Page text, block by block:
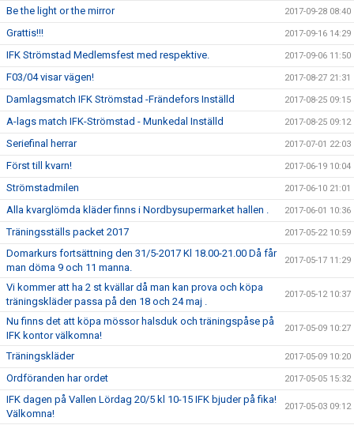
Be the light or the mirror 2017-09-28 08:40
Grattis!!! 2017-09-16 14:29
IFK Strömstad Medlemsfest med respektive. 2017-09-06 11:50
F03/04 visar vägen! 2017-08-27 21:31
Damlagsmatch IFK Strömstad -Frändefors Inställd 2017-08-25 09:15
A-lags match IFK-Strömstad - Munkedal Inställd 2017-08-25 09:12
Seriefinal herrar 2017-07-01 22:03
Först till kvarn! 2017-06-19 10:04
Strömstadmilen 2017-06-10 21:01
Alla kvarglömda kläder finns i Nordbysupermarket hallen . 2017-06-01 10:36
Träningsställs packet 2017 2017-05-22 10:59
Domarkurs fortsättning den 31/5-2017 Kl 18.00-21.00 Då får
man döma 9 och 11 manna.
2017-05-17 11:29
Vi kommer att ha 2 st kvällar då man kan prova och köpa
träningskläder passa på den 18 och 24 maj .
2017-05-12 10:37
Nu finns det att köpa mössor halsduk och träningspåse på
IFK kontor välkomna!
2017-05-09 10:27
Träningskläder 2017-05-09 10:20
Ordföranden har ordet 2017-05-05 15:32
IFK dagen på Vallen Lördag 20/5 kl 10-15 IFK bjuder på fika!
Välkomna!
2017-05-03 09:12